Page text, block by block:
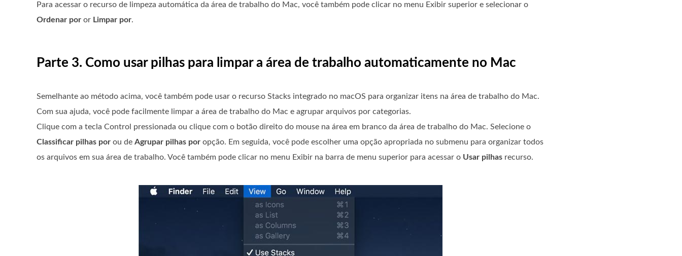
Para acessar o recurso de limpeza automática da área de trabalho do Mac, você também pode clicar no menu Exibir superior e selecionar o
Ordenar por or Limpar por.
Parte 3. Como usar pilhas para limpar a área de trabalho automaticamente no Mac
Semelhante ao método acima, você também pode usar o recurso Stacks integrado no macOS para organizar itens na área de trabalho do Mac.
Com sua ajuda, você pode facilmente limpar a área de trabalho do Mac e agrupar arquivos por categorias.
Clique com a tecla Control pressionada ou clique com o botão direito do mouse na área em branco da área de trabalho do Mac. Selecione o
Classificar pilhas por ou de Agrupar pilhas por opção. Em seguida, você pode escolher uma opção apropriada no submenu para organizar todos
os arquivos em sua área de trabalho. Você também pode clicar no menu Exibir na barra de menu superior para acessar o Usar pilhas recurso.